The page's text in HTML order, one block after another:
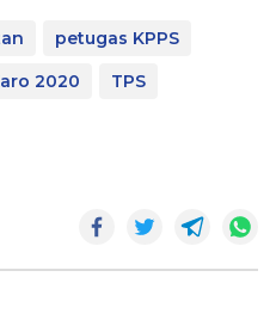
petugas KPPS
2020 TPS